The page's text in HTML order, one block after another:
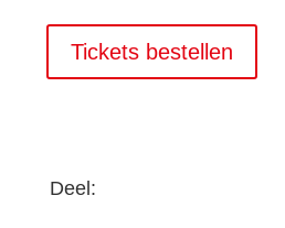
Tickets bestellen
Deel: